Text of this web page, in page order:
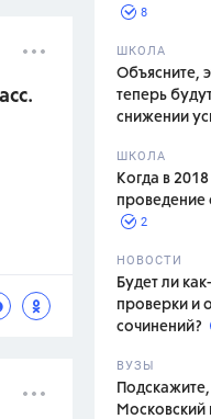
8
ШКОЛА
Объясните,
теперь
снижении
ШКОЛА
Когда в
проведение
2
НОВОСТИ
Будет ли
проверки и
сочинений?
ВУЗЫ
Московский